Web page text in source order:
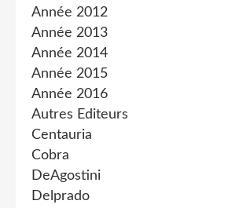
Année 2012
Année 2013
Année 2014
Année 2015
Année 2016
Autres Editeurs
Centauria
Cobra
DeAgostini
Delprado